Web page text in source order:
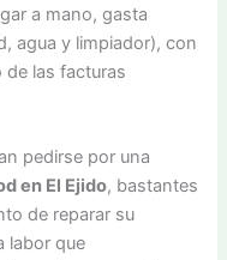
a mano, gasta
agua y limpiador), con
de las facturas
pedirse por una
en El Ejido, bastantes
de reparar su
labor que